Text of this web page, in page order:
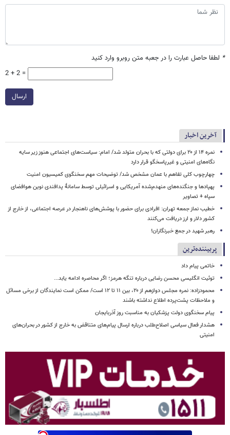
* لطفا حاصل عبارت را در جعبه متن روبرو وارد کنید
2 + 2 =
ارسال
آخرین اخبار
نمره ۱۴ از ۲۰ برای دولتی که با بحران متولد شد/ امام: سیاست‌های اجتماعی هنوز زیر سایه
نگاه‌های امنیتی و غیرپاسخگو قرار دارد
چهارچوب کلی تفاهم با عمان مشخص شد/ توضیحات مهم سخنگوی کمیسیون امنیت
پهپادها و جنگنده‌های منهدم‌شده آمریکایی و اسرائیلی توسط سامانۀ پدافندی نوین هوافضای
سپاه + تصاویر
خطیب نماز جمعه تهران: افرادی برای حضور با پوشش‌های ناهنجار در عرصه اجتماعی، از خارج از
کشور دلار و ارز دریافت می‌کنند
رهبر شهید در جمع خبرنگاران!
پربیننده‌ترین
خاتمی پیام داد
توئیت انگلیسی محسن رضایی درباره تنگه هرمز؛ اگر محاصره ادامه یابد...
محمودزاده: نمره مجلس دوازهم از ۲۰، بین ۱۱ تا ۱۲ است/ ممکن است نمایندگان از برخی مسائل
و ملاحظات پشت‌پرده اطلاع نداشته باشند
پیام سخنگوی دولت پزشکیان به مناسبت روز آذربایجان
هشدار فعال سیاسی اصلاح‌طلب درباره ارسال پیام‌های متناقض به خارج از کشور در بحران‌های
امنیتی